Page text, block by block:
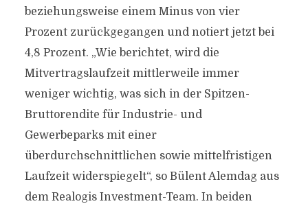
beziehungsweise einem Minus von vier
Prozent zurückgegangen und notiert jetzt bei
4,8 Prozent. „Wie berichtet, wird die
Mitvertragslaufzeit mittlerweile immer
weniger wichtig, was sich in der Spitzen-
Bruttorendite für Industrie- und
Gewerbeparks mit einer
überdurchschnittlichen sowie mittelfristigen
Laufzeit widerspiegelt“, so Bülent Alemdag aus
dem Realogis Investment-Team. In beiden